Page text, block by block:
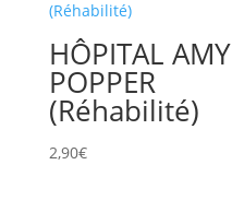
HÔPITAL AMY
POPPER
(Réhabilité)
2,90€